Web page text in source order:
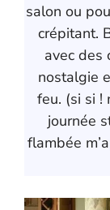
salon ou
crépitant.
avec des
nostalgie
feu. (si si !
journée
flambée